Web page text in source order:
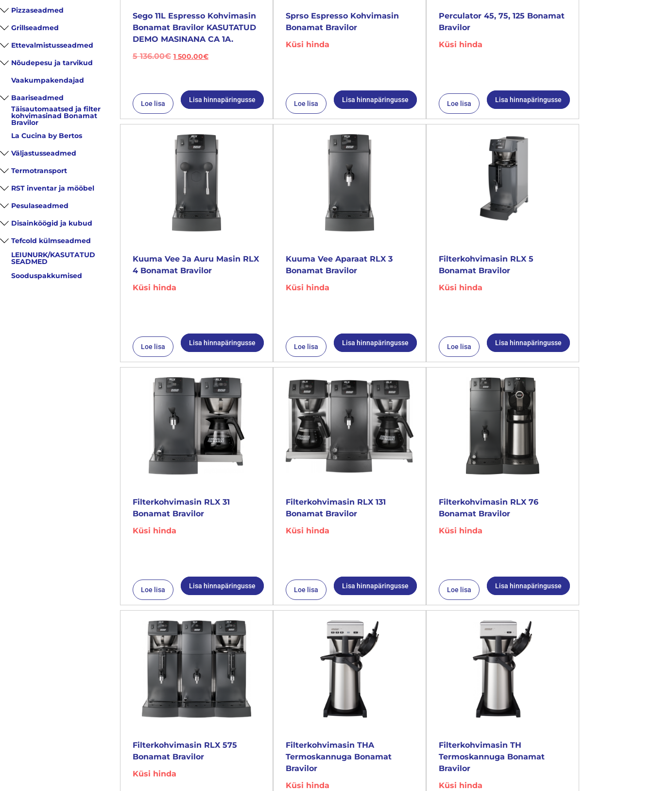
Pizzaseadmed
Grillseadmed
Ettevalmistusseadmed
Nõudepesu ja tarvikud
Vaakumpakendajad
Baariseadmed
Täisautomaatsed ja filter
kohvimasinad Bonamat
Bravilor
La Cucina by Bertos
Väljastusseadmed
Termotransport
RST inventar ja mööbel
Pesulaseadmed
Disainköögid ja kubud
Tefcold külmseadmed
LEIUNURK/KASUTATUD
SEADMED
Sooduspakkumised
Sego 11L Espresso Kohvimasin
Bonamat Bravilor KASUTATUD
DEMO MASINANA CA 1A.
5 136.00€ 1 500.00€
Loe lisa Lisa hinnapäringusse
Sprso Espresso Kohvimasin
Bonamat Bravilor
Küsi hinda
Loe lisa Lisa hinnapäringusse
Perculator 45, 75, 125 Bonamat
Bravilor
Küsi hinda
Loe lisa Lisa hinnapäringusse
Kuuma Vee Ja Auru Masin RLX
4 Bonamat Bravilor
Küsi hinda
Loe lisa Lisa hinnapäringusse
Kuuma Vee Aparaat RLX 3
Bonamat Bravilor
Küsi hinda
Loe lisa Lisa hinnapäringusse
Filterkohvimasin RLX 5
Bonamat Bravilor
Küsi hinda
Loe lisa Lisa hinnapäringusse
Filterkohvimasin RLX 31
Bonamat Bravilor
Küsi hinda
Loe lisa Lisa hinnapäringusse
Filterkohvimasin RLX 131
Bonamat Bravilor
Küsi hinda
Loe lisa Lisa hinnapäringusse
Filterkohvimasin RLX 76
Bonamat Bravilor
Küsi hinda
Loe lisa Lisa hinnapäringusse
Filterkohvimasin RLX 575
Bonamat Bravilor
Küsi hinda
Filterkohvimasin THA
Termoskannuga Bonamat
Bravilor
Küsi hinda
Filterkohvimasin TH
Termoskannuga Bonamat
Bravilor
Küsi hinda